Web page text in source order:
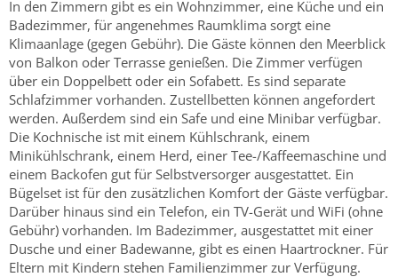
In den Zimmern gibt es ein Wohnzimmer, eine Küche und ein
Badezimmer, für angenehmes Raumklima sorgt eine
Klimaanlage (gegen Gebühr). Die Gäste können den Meerblick
von Balkon oder Terrasse genießen. Die Zimmer verfügen
über ein Doppelbett oder ein Sofabett. Es sind separate
Schlafzimmer vorhanden. Zustellbetten können angefordert
werden. Außerdem sind ein Safe und eine Minibar verfügbar.
Die Kochnische ist mit einem Kühlschrank, einem
Minikühlschrank, einem Herd, einer Tee-/Kaffeemaschine und
einem Backofen gut für Selbstversorger ausgestattet. Ein
Bügelset ist für den zusätzlichen Komfort der Gäste verfügbar.
Darüber hinaus sind ein Telefon, ein TV-Gerät und WiFi (ohne
Gebühr) vorhanden. Im Badezimmer, ausgestattet mit einer
Dusche und einer Badewanne, gibt es einen Haartrockner. Für
Eltern mit Kindern stehen Familienzimmer zur Verfügung.